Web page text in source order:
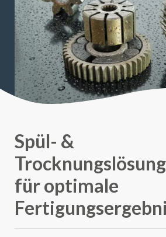
Spül- &
für optimale